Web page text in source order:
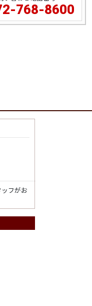
768-8600
フがお